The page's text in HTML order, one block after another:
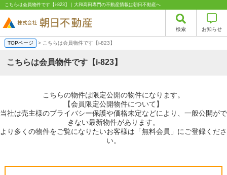
こちらは会員物件です【i-823】｜大和高田専門の不動産情報は朝日不動産へ
検索 お知らせ
TOPページ > こちらは会員物件です【i-823】
こちらは会員物件です【i-823】
こちらの物件は限定公開の物件になります。
【会員限定公開物件について】
当社は売主様のプライバシー保護や価格未定などにより、一般公開がで
きない最新物件があります。
より多くの物件をご覧になりたいお客様は「無料会員」にご登録くださ
い。